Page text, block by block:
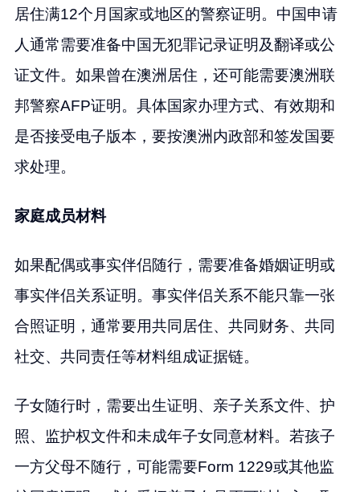
居住满12个月国家或地区的警察证明。中国申请
人通常需要准备中国无犯罪记录证明及翻译或公
证文件。如果曾在澳洲居住，还可能需要澳洲联
邦警察AFP证明。具体国家办理方式、有效期和
是否接受电子版本，要按澳洲内政部和签发国要
求处理。
家庭成员材料
如果配偶或事实伴侣随行，需要准备婚姻证明或
事实伴侣关系证明。事实伴侣关系不能只靠一张
合照证明，通常要用共同居住、共同财务、共同
社交、共同责任等材料组成证据链。
子女随行时，需要出生证明、亲子关系文件、护
照、监护权文件和未成年子女同意材料。若孩子
一方父母不随行，可能需要Form 1229或其他监